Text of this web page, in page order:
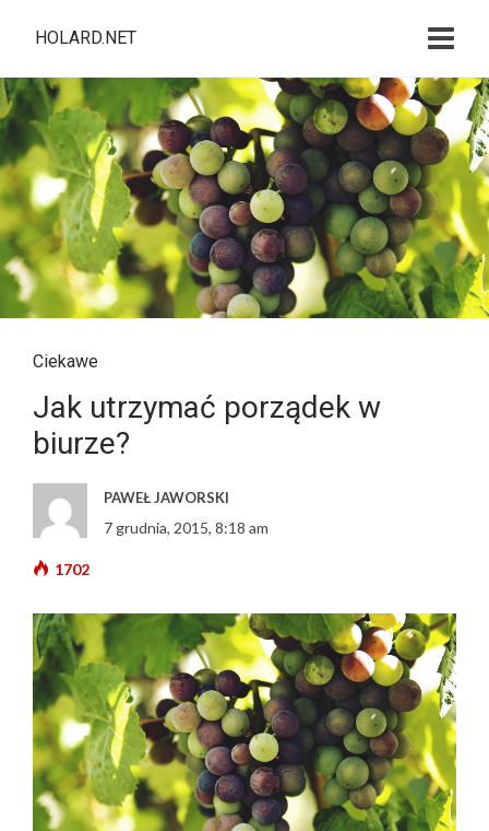
HOLARD.NET
Ciekawe
Jak utrzymać porządek w
biurze?
PAWEŁ JAWORSKI
7 grudnia, 2015, 8:18 am
1702